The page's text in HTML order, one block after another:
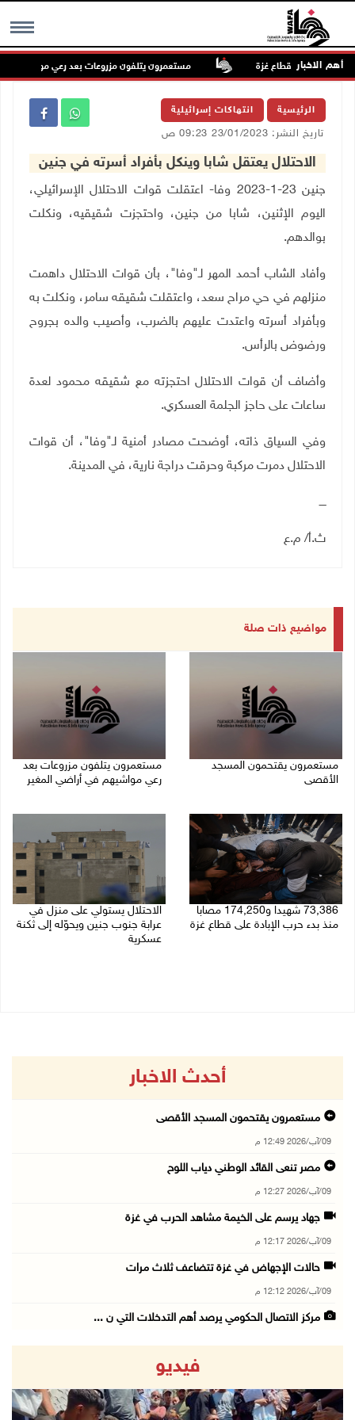
MENU أهم الاخبار مستعمرون يتلفون مزروعات بعد رعي مواشيهم في
الرئيسية انتهاكات إسرائيلية
تاريخ النشر: 23/01/2023 09:23 ص
الاحتلال يعتقل شابا وينكل بأفراد أسرته في جنين
جنين 23-1-2023 وفا- اعتقلت قوات الاحتلال الإسرائيلي،
اليوم الإثنين، شابا من جنين، واحتجزت شقيقيه، ونكلت
بوالدهم.
وأفاد الشاب أحمد المهر لـ"وفا"، بأن قوات الاحتلال داهمت
منزلهم في حي مراح سعد، واعتقلت شقيقه سامر، ونكلت به
وبأفراد أسرته واعتدت عليهم بالضرب، وأصيب والده بجروح
ورضوض بالرأس.
وأضاف أن قوات الاحتلال احتجزته مع شقيقه محمود لعدة
ساعات على حاجز الجلمة العسكري.
وفي السياق ذاته، أوضحت مصادر أمنية لـ"وفا"، أن قوات
الاحتلال دمرت مركبة وحرقت دراجة نارية، في المدينة.
ــــ
ث.أ/ م.ع
مواضيع ذات صلة
مستعمرون يقتحمون المسجد
الأقصى
مستعمرون يتلفون مزروعات بعد
رعي مواشيهم في أراضي المغير
73,386 شهيدا و174,250 مصابا
منذ بدء حرب الإبادة على قطاع غزة
الاحتلال يستولي على منزل في
عرابة جنوب جنين ويحوّله إلى ثكنة
عسكرية
أحدث الاخبار
مستعمرون يقتحمون المسجد الأقصى
09/آب/2026 12:49 م
مصر تنعى القائد الوطني دياب اللوح
09/آب/2026 12:27 م
جهاد يرسم على الخيمة مشاهد الحرب في غزة
09/آب/2026 12:17 م
حالات الإجهاض في غزة تتضاعف ثلاث مرات
09/آب/2026 12:12 م
مركز الاتصال الحكومي يرصد أهم التدخلات التي ن ...
سلطة النقد و"اوريدو" توقعان مذكرة تفاهم للاست ...
09/آب/2026 12:00 م
فيديو